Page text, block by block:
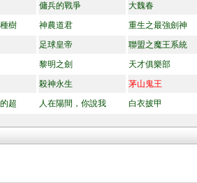
傭兵的戰爭
大魏春
樹 神農道君
重生之最強劍神
足球皇帝
聯盟之魔王系統
黎明之劍
天才俱樂部
殺神永生
茅山鬼王
超 人在陽間，你說我
白衣披甲